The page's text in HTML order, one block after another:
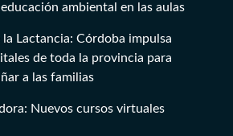
ambiental en las aulas
Lactancia: Córdoba impulsa
de toda la provincia para
a las familias
Nuevos cursos virtuales